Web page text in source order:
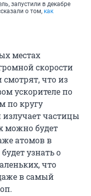
запустили в декабре
о том, как
местах
скорости
что из
ускорителе по
по кругу
частицы
можно будет
атомов в
узнать о
что
в самый